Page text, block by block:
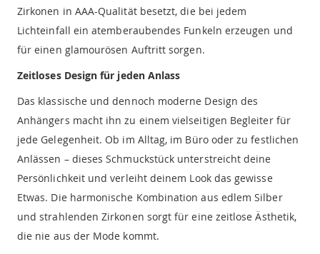
Zirkonen in AAA-Qualität besetzt, die bei jedem
Lichteinfall ein atemberaubendes Funkeln erzeugen und
für einen glamourösen Auftritt sorgen.
Zeitloses Design für jeden Anlass
Das klassische und dennoch moderne Design des
Anhängers macht ihn zu einem vielseitigen Begleiter für
jede Gelegenheit. Ob im Alltag, im Büro oder zu festlichen
Anlässen – dieses Schmuckstück unterstreicht deine
Persönlichkeit und verleiht deinem Look das gewisse
Etwas. Die harmonische Kombination aus edlem Silber
und strahlenden Zirkonen sorgt für eine zeitlose Ästhetik,
die nie aus der Mode kommt.